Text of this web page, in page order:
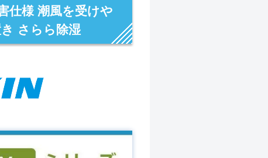
仕様 潮風を受けや
さらら除湿